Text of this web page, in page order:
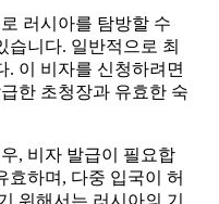
러시아를 탐방할 수
습니다. 일반적으로 최
. 이 비자를 신청하려면
한 초청장과 유효한 숙
, 비자 발급이 필요합
효하며, 다중 입국이 허
위해서는 러시아의 기